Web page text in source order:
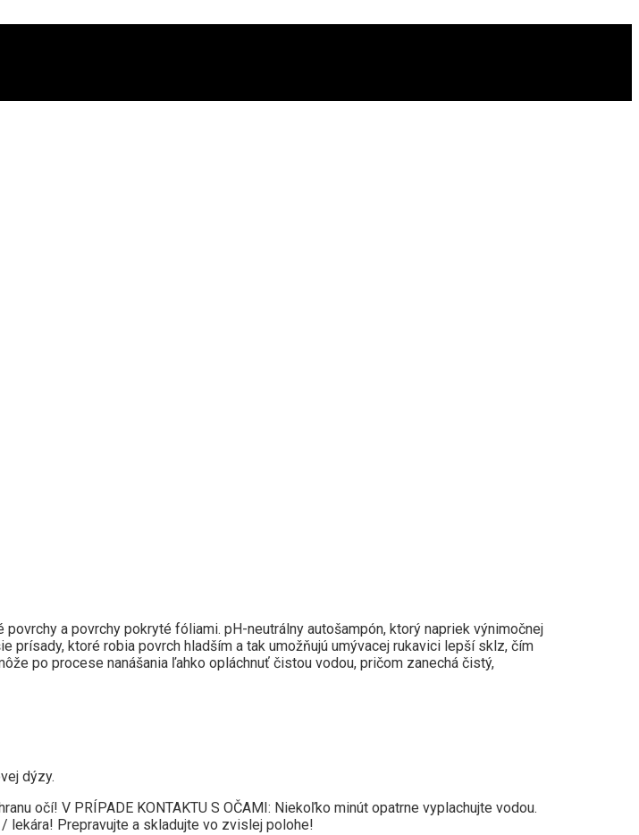
a povrchy pokryté fóliami. pH-neutrálny autošampón, ktorý napriek výnimočnej
ktoré robia povrch hladším a tak umožňujú umývacej rukavici lepší sklz, čím
po procese nanášania ľahko opláchnuť čistou vodou, pričom zanechá čistý,
dýzy.
očí! V PRÍPADE KONTAKTU S OČAMI: Niekoľko minút opatrne vyplachujte vodou.
/ lekára! Prepravujte a skladujte vo zvislej polohe!